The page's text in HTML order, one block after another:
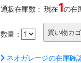
通販在庫数： 現在1の在
数量：
ネオガレージの在庫確